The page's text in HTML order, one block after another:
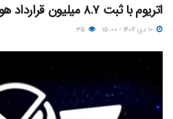
اتریوم با ثبت ۸.۷ میلیون قرارداد هوشمند رکورد تازه‌ای زد!